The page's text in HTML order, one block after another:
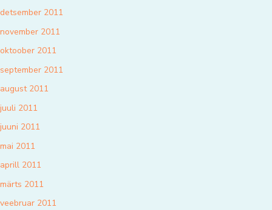
detsember 2011
november 2011
oktoober 2011
september 2011
august 2011
juuli 2011
juuni 2011
mai 2011
aprill 2011
märts 2011
veebruar 2011